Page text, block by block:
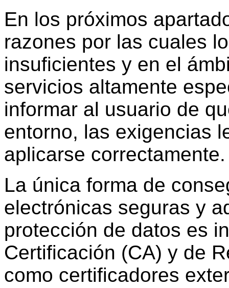
En los próximos
razones por las cuales
insuficientes y en el
servicios altamente
informar al usuario de
entorno, las exigencias
aplicarse correctamente.
La única forma de
electrónicas seguras y
protección de datos es
Certificación (CA) y de
como certificadores